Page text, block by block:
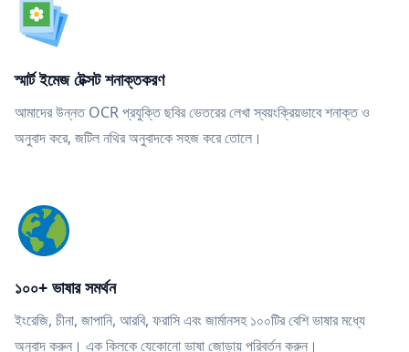
স্মার্ট ইমেজ টেক্সট শনাক্তকরণ
আমাদের উন্নত OCR প্রযুক্তি ছবির ভেতরের লেখা স্বয়ংক্রিয়ভাবে শনাক্ত ও
অনুবাদ করে, জটিল নথির অনুবাদকে সহজ করে তোলে।
১০০+ ভাষার সমর্থন
ইংরেজি, চীনা, জাপানি, আরবি, ফরাসি এবং জার্মানসহ ১০০টির বেশি ভাষার মধ্যে
অনুবাদ করুন। এক ক্লিকে যেকোনো ভাষা জোড়ায় পরিবর্তন করুন।